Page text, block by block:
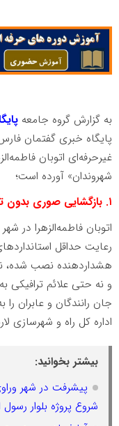
به گزارش گروه جامعه
پایگاه خبری گفتمان
غیرحرفه‌ای اتوبان
شهروندان» آورده است؛
۱. بازگشایی صوری بدون تمهیدات ایمنی: بازی با جان مردم
اتوبان فاطمه‌الزهرا در
رعایت حداقل
هشداردهنده نصب شده،
و نه حتی علائم ترافیکی
جان رانندگان و عابران
اداره کل راه و شهرسازی
بیشتر بخوانید:
پیشرفت در شهر
شروع پروژه بلوار